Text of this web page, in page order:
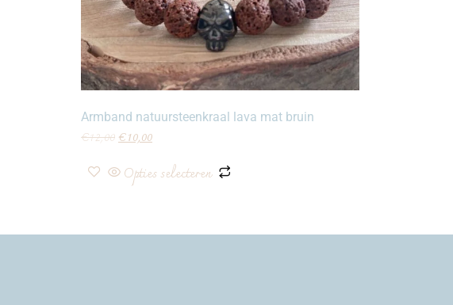
Armband natuursteenkraal lava mat bruin
€12,00€10,00
Opties selecteren